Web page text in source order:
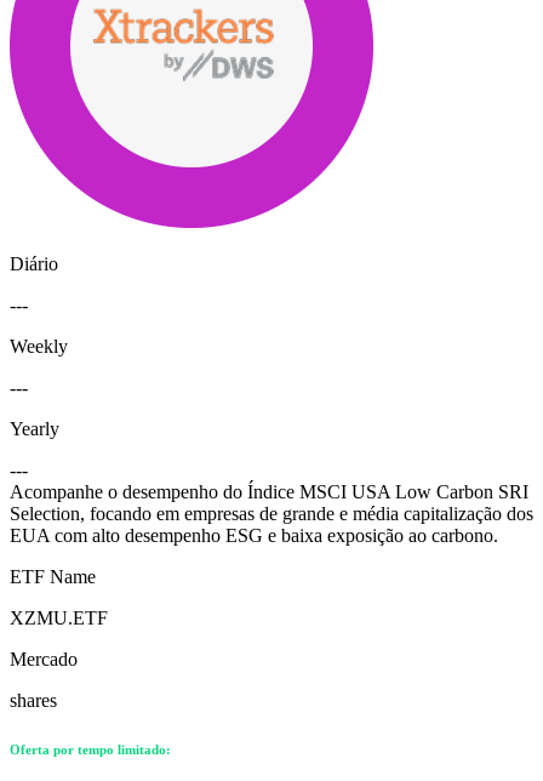
Diário
---
Weekly
---
Yearly
---
Acompanhe o desempenho do Índice MSCI USA Low Carbon SRI
Selection, focando em empresas de grande e média capitalização dos
EUA com alto desempenho ESG e baixa exposição ao carbono.
ETF Name
XZMU.ETF
Mercado
shares
Oferta por tempo limitado: